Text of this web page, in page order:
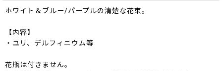
ホワイト＆ブルー/パープルの清楚な花束。
【内容】
・ユリ、デルフィニウム等
花瓶は付きません。